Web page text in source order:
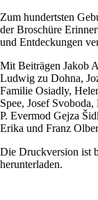
Zum hundertsten
der Broschüre
und Entdeckungen
Mit Beiträgen Jakob
Ludwig zu Dohna,
Familie Osiadly,
Spee, Josef
P. Evermod Gejza
Erika und Franz
Die Druckversion ist
herunterladen.